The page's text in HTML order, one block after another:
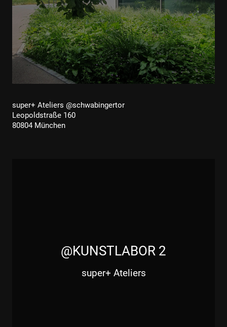
super+ Ateliers @schwabingertor
Leopoldstraße 160
80804 München
@KUNSTLABOR 2
super+ Ateliers